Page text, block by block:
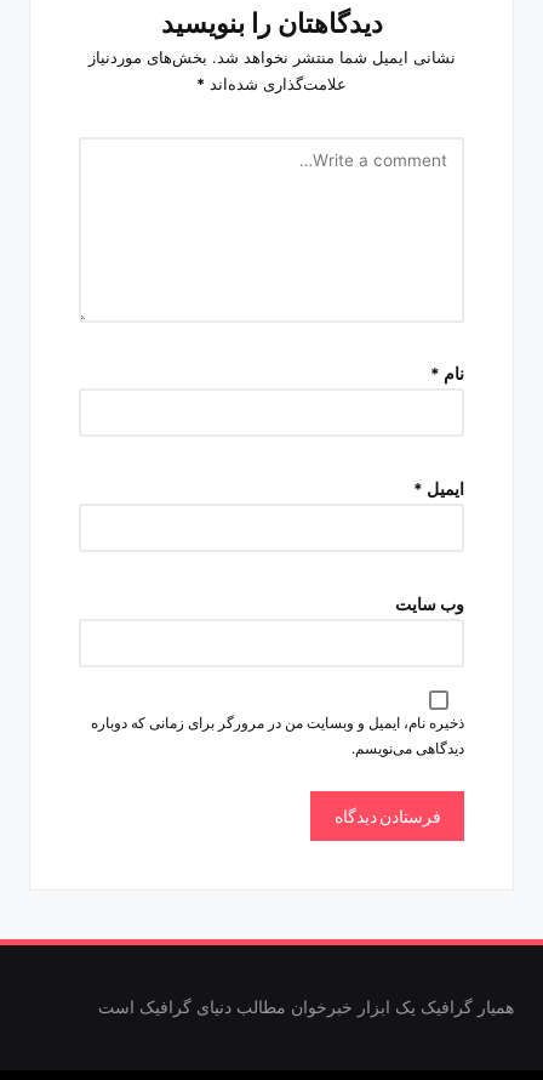
دیدگاهتان را بنویسید
نشانی ایمیل شما منتشر نخواهد شد. بخش‌های موردنیاز
علامت‌گذاری شده‌اند *
نام *
ایمیل *
وب‌ سایت
ذخیره نام، ایمیل و وبسایت من در مرورگر برای زمانی که دوباره
دیدگاهی می‌نویسم.
همیار گرافیک یک ابزار خبرخوان مطالب دنیای گرافیک است